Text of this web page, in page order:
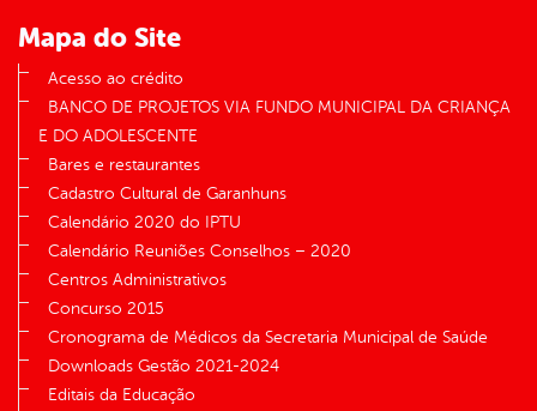
Mapa do Site
Acesso ao crédito
BANCO DE PROJETOS VIA FUNDO MUNICIPAL DA CRIANÇA
E DO ADOLESCENTE
Bares e restaurantes
Cadastro Cultural de Garanhuns
Calendário 2020 do IPTU
Calendário Reuniões Conselhos – 2020
Centros Administrativos
Concurso 2015
Cronograma de Médicos da Secretaria Municipal de Saúde
Downloads Gestão 2021-2024
Editais da Educação